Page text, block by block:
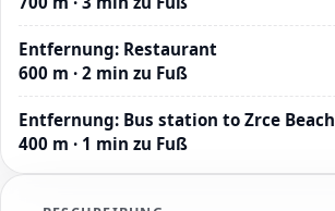
Entfernung: Restaurant
600 m · 2 min zu Fuß
Entfernung: Bus station to Zrce Beach
400 m · 1 min zu Fuß